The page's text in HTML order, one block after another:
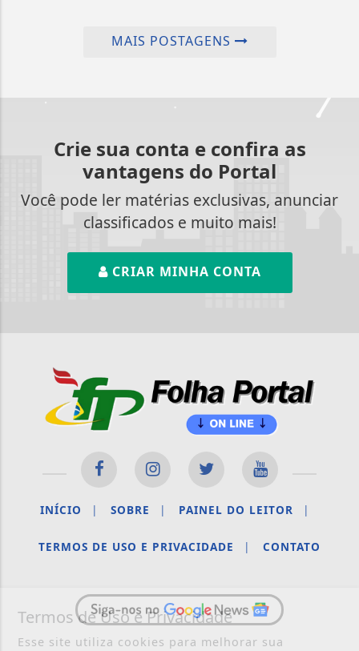
MAIS POSTAGENS
Crie sua conta e confira as
vantagens do Portal
Você pode ler matérias exclusivas, anunciar
classificados e muito mais!
CRIAR MINHA CONTA
INÍCIO | SOBRE | PAINEL DO LEITOR |
TERMOS DE USO E PRIVACIDADE | CONTATO
Termos de Uso e Privacidade
Esse site utiliza cookies para melhorar sua